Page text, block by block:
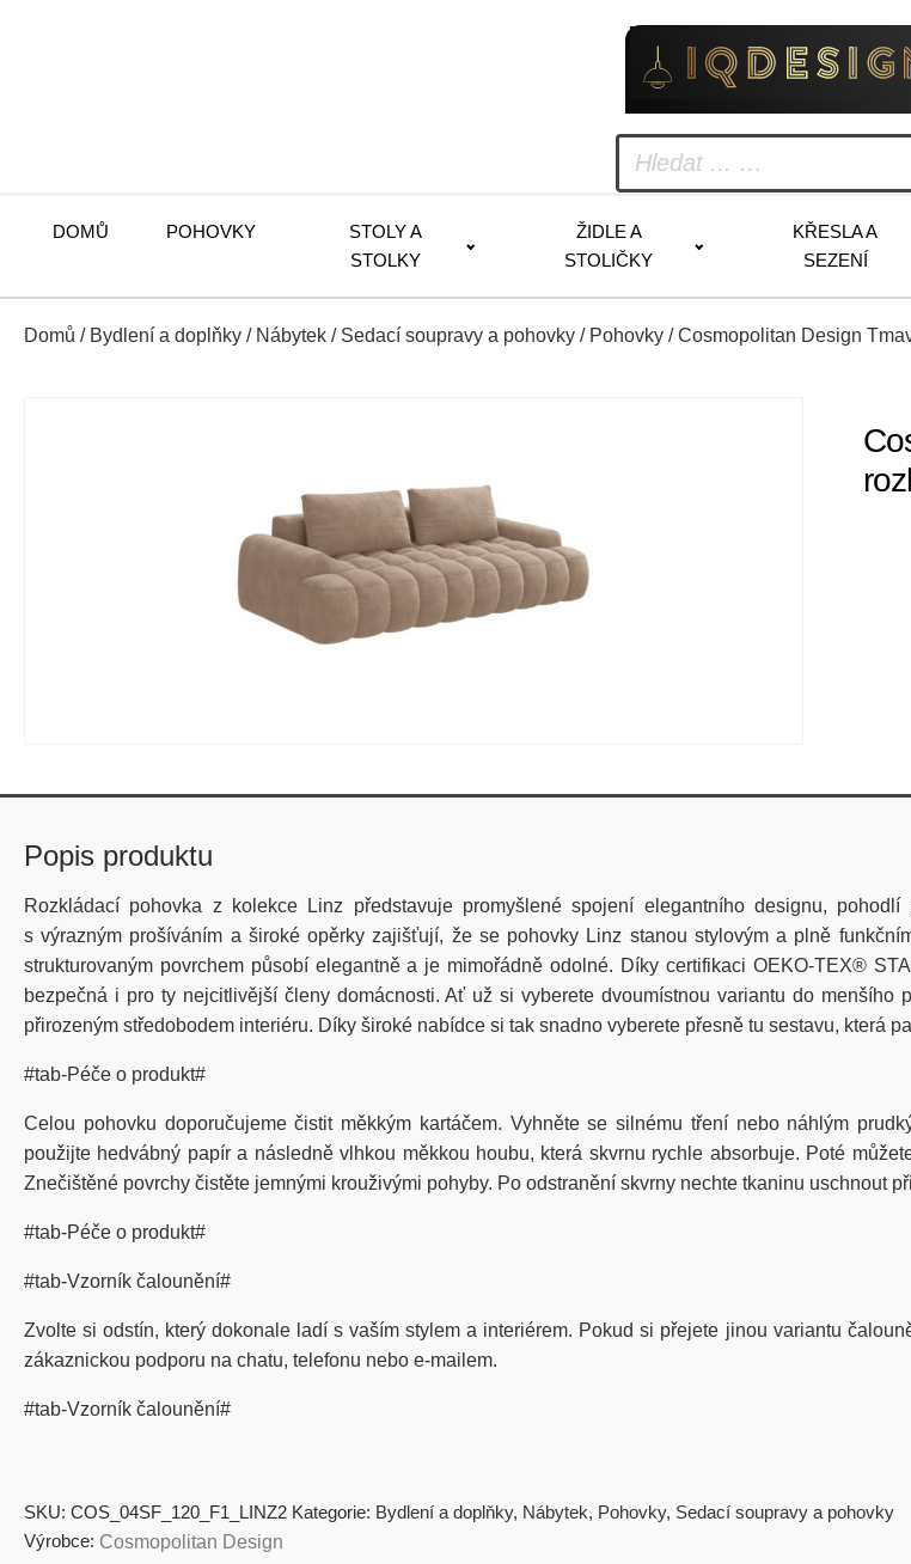
DOMŮ POHOVKY
STOLY A
STOLKY
ŽIDLE A
STOLIČKY
KŘESLA A
SEZENÍ
Domů / Bydlení a doplňky / Nábytek / Sedací soupravy a pohovky / Pohovky / Cosmopolitan Design
Popis produktu
Rozkládací pohovka z kolekce Linz představuje promyšlené spojení elegantního designu, pohodlí
svýrazným prošíváním a široké opěrky zajišťují, žese pohovky Linz stanou stylovýma plně
strukturovaným povrchem působí elegantněa je mimořádně odolné. Díky certifikaci OEKO-TEX®
bezpečná i pro ty nejcitlivější členy domácnosti.Ať už sivyberete dvoumístnou variantu do menšího
přirozeným středobodem interiéru. Díky široké nabídce si tak snadno vyberete přesně tu sestavu, která
#tab-Péče o produkt#
Celou pohovku doporučujeme čistit měkkým kartáčem. Vyhněte se silnému tření nebo náhlým
použijte hedvábný papír a následně vlhkou měkkou houbu, která skvrnu rychle absorbuje. Poté
Znečištěné povrchy čistěte jemnými krouživými pohyby. Po odstranění skvrny nechte tkaninu uschnout
#tab-Péče o produkt#
#tab-Vzorník čalounění#
Zvolte si odstín, který dokonale ladí s vaším stylem a interiérem. Pokud si přejete jinou variantu
zákaznickou podporu na chatu, telefonu nebo e-mailem.
#tab-Vzorník čalounění#
SKU: COS_04SF_120_F1_LINZ2 Kategorie: Bydlení a doplňky, Nábytek, Pohovky, Sedací soupravy a pohovky
Výrobce: Cosmopolitan Design